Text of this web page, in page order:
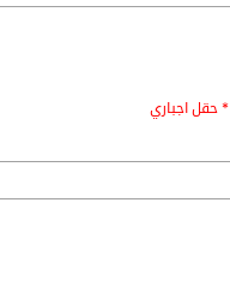
* حقل اجباري